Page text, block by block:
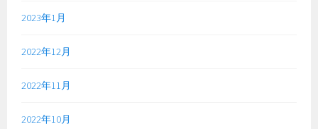
2023年1月
2022年12月
2022年11月
2022年10月